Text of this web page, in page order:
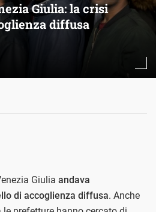
Giulia: la crisi
diffusa
Giulia andava
di accoglienza diffusa. Anche